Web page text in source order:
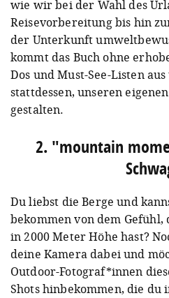
wie wir bei der Wahl des
Reisevorbereitung bis hin
der Unterkunft
kommt das Buch ohne
Dos und Must-See-Listen
stattdessen, unseren
gestalten.
2. "mountain
Du liebst die Berge und
bekommen von dem Gefühl,
in 2000 Meter Höhe hast?
deine Kamera dabei und
Outdoor-Fotograf*innen
Shots hinbekommen, die